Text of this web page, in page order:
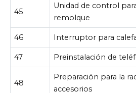
45
Unidad de control
remolque
46 Interruptor para
47 Preinstalación de
48
Preparación para la
accesorios